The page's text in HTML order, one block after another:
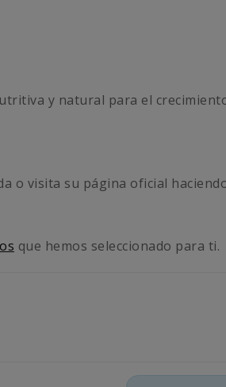
y natural para el
o visita su página oficial
que hemos seleccionado para ti.